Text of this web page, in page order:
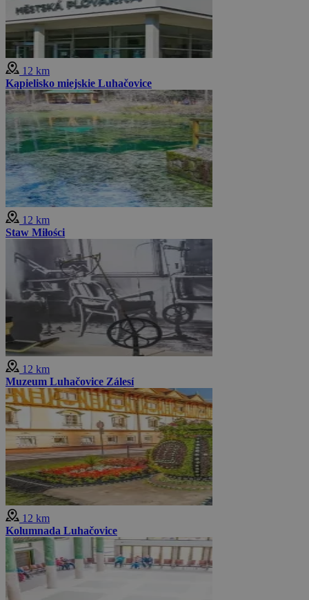
12 km
Kąpielisko miejskie Luhačovice
12 km
Staw Miłości
12 km
Muzeum Luhačovice Zálesí
12 km
Kolumnada Luhačovice